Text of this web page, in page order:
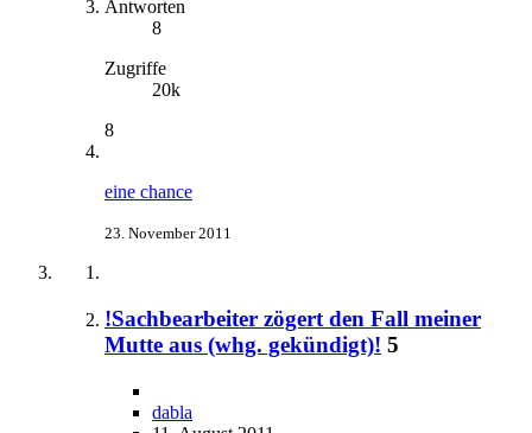
Antworten
8
Zugriffe
20k
8
eine chance
23. November 2011
!Sachbearbeiter zögert den Fall meiner
Mutte aus (whg. gekündigt)! 5
dabla